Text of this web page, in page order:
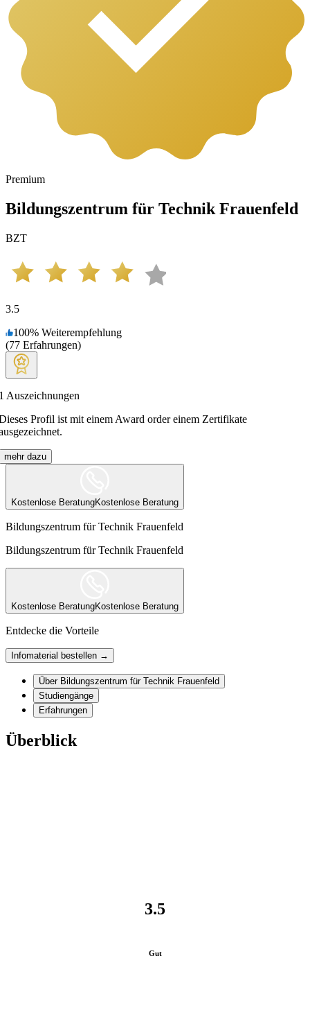
Premium
Bildungszentrum für Technik Frauenfeld
BZT
3.5
100% Weiterempfehlung
(77 Erfahrungen)
Auszeichnungen
Profil ist mit einem Award order einem Zertifikate
mehr dazu
Kostenlose BeratungKostenlose Beratung
Bildungszentrum für Technik Frauenfeld
Bildungszentrum für Technik Frauenfeld
Kostenlose BeratungKostenlose Beratung
Entdecke die Vorteile
Infomaterial bestellen →
Über Bildungszentrum für Technik Frauenfeld
Studiengänge
Erfahrungen
Überblick
3.5
Gut